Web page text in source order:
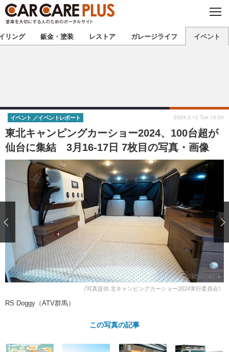
C
O
S
E
★カーケアプラス認定★ 厳選プロショップを地域から探す
甲信越 北陸
東海 関西
中国 四国
九州 沖縄
注目の記事
ショップレポート 愛車 File
自動車豆知識 ストップ！不具合修理＆粗悪修理
鈑金・塗装
ディテイリング
ディテイリング 洗車
ヘッドライト磨き コーティング
鈑金・塗装
小キズ直し 防錆
特集記事
ェクト
リング 鈑金・塗装 レストア ガレージライフ イベント
東北キャンピングカーショー2024、100台超が
仙台に集結 3月16-17日 7枚目の写真・画像
イベント イベントレポート 2024.3.12 Tue 10:00
《写真提供 北キャンピングカーショー2024実行委員会》
RS Doggy（ATV群馬）
この写真の記事